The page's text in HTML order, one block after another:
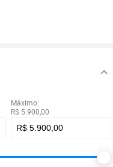
Máximo:
R$ 5.900,00